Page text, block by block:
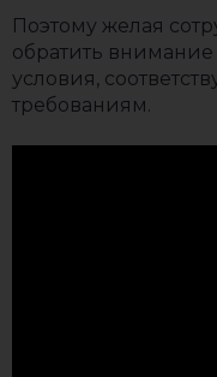
Поэтому желая
обратить
условия,
требованиям.